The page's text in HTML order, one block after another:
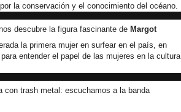
la conservación y el conocimiento del océano.
descubre la figura fascinante de Margot
la primera mujer en surfear en el país, en
entender el papel de las mujeres en la cultura
con trash metal: escuchamos a la banda